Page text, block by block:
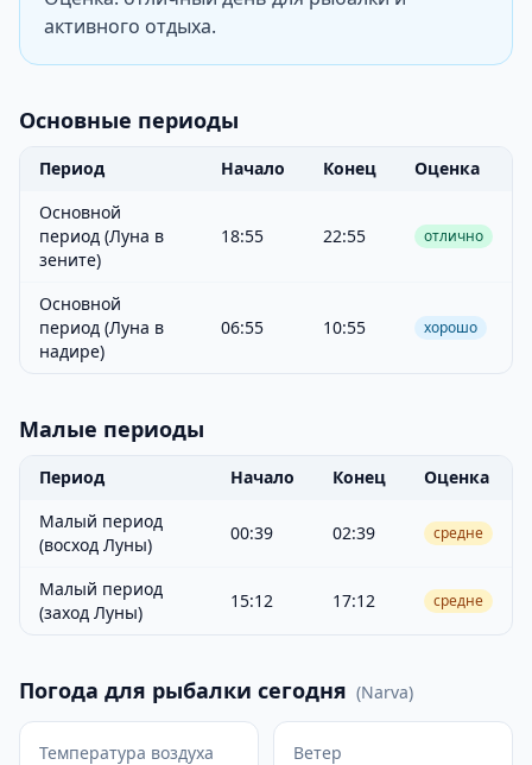
активного отдыха.
Основные периоды
Период Начало Конец
Оценка
Основной
период (Луна в
зените)
18:55 22:55 отлично
Основной
период (Луна в
надире)
06:55 10:55 хорошо
Малые периоды
Период Начало Конец
Оценка
Малый период
(восход Луны)
00:39 02:39 средне
Малый период
(заход Луны)
15:12 17:12 средне
Погода для рыбалки сегодня (Narva)
Температура воздуха Ветер